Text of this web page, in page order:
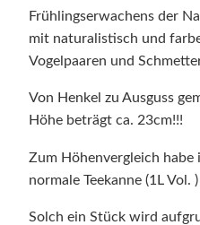
Frühlingserwachens der
mit naturalistisch und
Vogelpaaren und
Von Henkel zu Ausguss
Höhe beträgt ca. 23cm!!!
Zum Höhenvergleich habe
normale Teekanne (1L Vol.
Solch ein Stück wird